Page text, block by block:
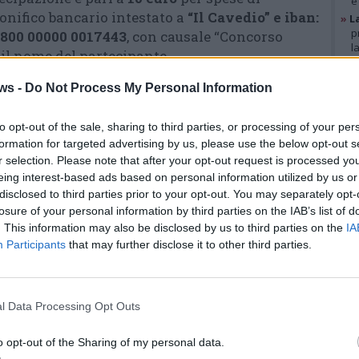
- Do Not Process My Personal Information
opt-out of the sale, sharing to third parties, or processing of your
for targeted advertising by us, please use the below opt-out
selection. Please note that after your opt-out request is processed
interest-based ads based on personal information utilized by us
to third parties prior to your opt-out. You may separately
of your personal information by third parties on the IAB’s list of
This information may also be disclosed by us to third parties on the
Participants that may further disclose it to other third parties.
Data Processing Opt Outs
opt-out of the Sharing of my personal data.
bancario intestato a “Il Cavedio” e iban:
00000 0017443, con causale “Concorso
nome del partecipante.
e membri dell’Associazione Il
e/o ritenuti più meritevoli saranno
www.ilcavedio.orge sul quotidiano online
altresì essere raccolti in un volume
restano in capo agli Autori che concedono a
a titolo gratuito e permanente,
Autori.
»